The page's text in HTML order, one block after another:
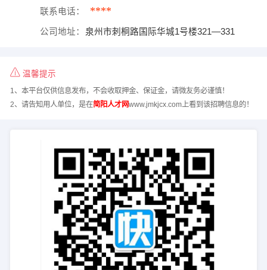
联系电话： ****
公司地址： 泉州市刺桐路国际华城1号楼321—331
温馨提示
1、本平台仅供信息发布，不会收取押金、保证金，请微友务必谨慎！
2、请告知用人单位，是在简阳人才网www.jmkjcx.com上看到该招聘信息的！